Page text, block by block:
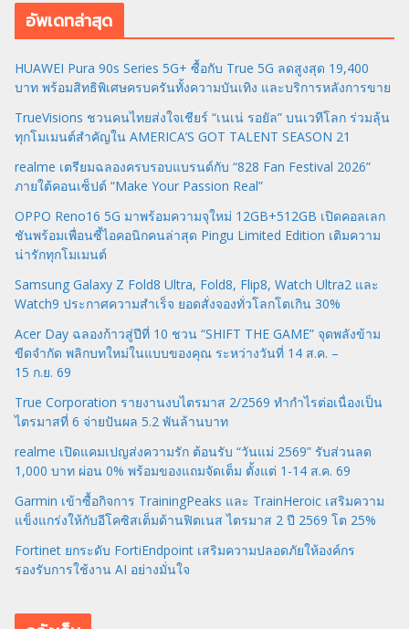
อัพเดทล่าสุด
HUAWEI Pura 90s Series 5G+ ซื้อกับ True 5G ลดสูงสุด 19,400
บาท พร้อมสิทธิพิเศษครบครันทั้งความบันเทิง และบริการหลังการขาย
TrueVisions ชวนคนไทยส่งใจเชียร์ “เนเน่ รอยัล” บนเวทีโลก ร่วมลุ้น
ทุกโมเมนต์สำคัญใน AMERICA’S GOT TALENT SEASON 21
realme เตรียมฉลองครบรอบแบรนด์กับ “828 Fan Festival 2026”
ภายใต้คอนเซ็ปต์ “Make Your Passion Real”
OPPO Reno16 5G มาพร้อมความจุใหม่ 12GB+512GB เปิดคอลเลก
ชันพร้อมเพื่อนซี้ไอคอนิกคนล่าสุด Pingu Limited Edition เติมความ
น่ารักทุกโมเมนต์
Samsung Galaxy Z Fold8 Ultra, Fold8, Flip8, Watch Ultra2 และ
Watch9 ประกาศความสำเร็จ ยอดสั่งจองทั่วโลกโตเกิน 30%
Acer Day ฉลองก้าวสู่ปีที่ 10 ชวน “SHIFT THE GAME” จุดพลังข้าม
ขีดจำกัด พลิกบทใหม่ในแบบของคุณ ระหว่างวันที่ 14 ส.ค. –
15 ก.ย. 69
True Corporation รายงานงบไตรมาส 2/2569 ทำกำไรต่อเนื่องเป็น
ไตรมาสที่ 6 จ่ายปันผล 5.2 พันล้านบาท
realme เปิดแคมเปญส่งความรัก ต้อนรับ “วันแม่ 2569” รับส่วนลด
1,000 บาท ผ่อน 0% พร้อมของแถมจัดเต็ม ตั้งแต่ 1-14 ส.ค. 69
Garmin เข้าซื้อกิจการ TrainingPeaks และ TrainHeroic เสริมความ
แข็งแกร่งให้กับอีโคซิสเต็มด้านฟิตเนส ไตรมาส 2 ปี 2569 โต 25%
Fortinet ยกระดับ FortiEndpoint เสริมความปลอดภัยให้องค์กร
รองรับการใช้งาน AI อย่างมั่นใจ